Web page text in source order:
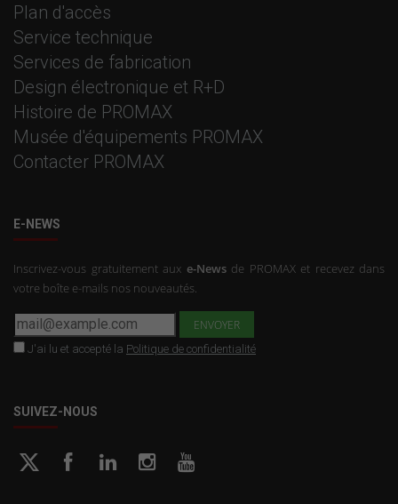
Plan d'accès
Service technique
Services de fabrication
Design électronique et R+D
Histoire de PROMAX
Musée d'équipements PROMAX
Contacter PROMAX
E-NEWS
Inscrivez-vous gratuitement aux e-Newsde PROMAX et recevez dans
votre boîte e-mails nos nouveautés.
J'ai lu et accepté la Politique de confidentialité
SUIVEZ-NOUS